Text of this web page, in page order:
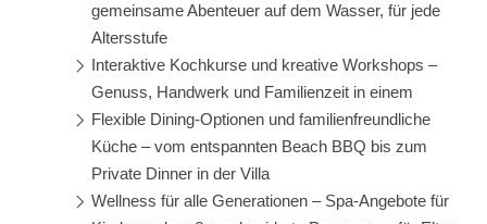
gemeinsame Abenteuer auf dem Wasser, für jede
Altersstufe
Interaktive Kochkurse und kreative Workshops –
Genuss, Handwerk und Familienzeit in einem
Flexible Dining-Optionen und familienfreundliche
Küche – vom entspannten Beach BBQ bis zum
Private Dinner in der Villa
Wellness für alle Generationen – Spa-Angebote für